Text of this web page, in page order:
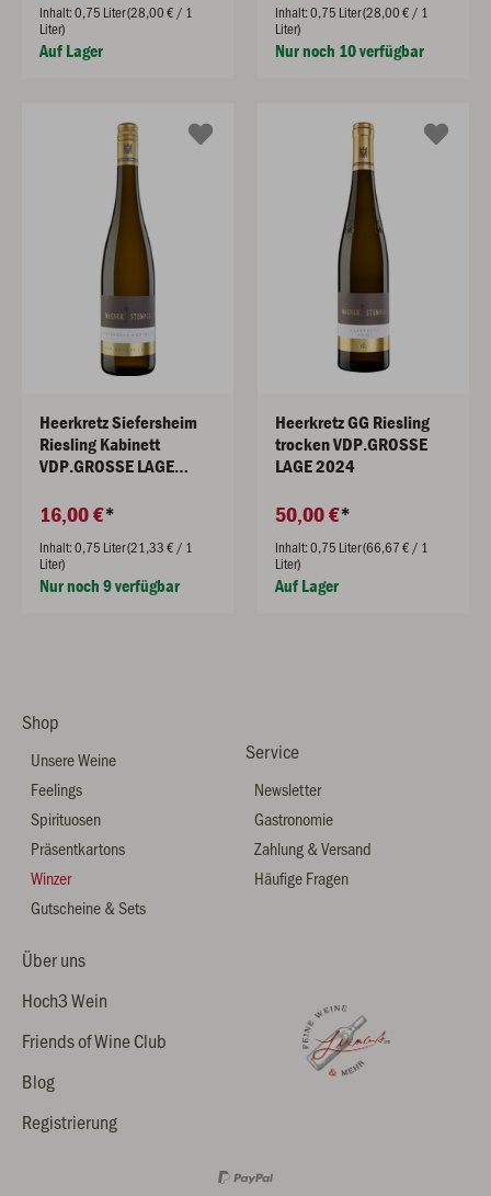
Inhalt: 0,75 Liter (28,00 € / 1
Liter)
Auf Lager
Inhalt: 0,75 Liter (28,00 € / 1
Liter)
Nur noch 10 verfügbar
Heerkretz Siefersheim
Riesling Kabinett
VDP.GROSSE LAGE
16,00 €
Inhalt: 0,75 Liter (21,33 € / 1
Liter)
Nur noch 9 verfügbar
Heerkretz GG Riesling
trocken VDP.GROSSE
LAGE 2024
50,00 €
Inhalt: 0,75 Liter (66,67 € / 1
Liter)
Auf Lager
Shop
Unsere Weine
Feelings
Spirituosen
Präsentkartons
Winzer
Gutscheine & Sets
Service
Newsletter
Gastronomie
Zahlung & Versand
Häufige Fragen
Über uns
Hoch3 Wein
Friends of Wine Club
Blog
Registrierung